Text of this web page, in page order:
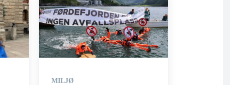
MILJØ